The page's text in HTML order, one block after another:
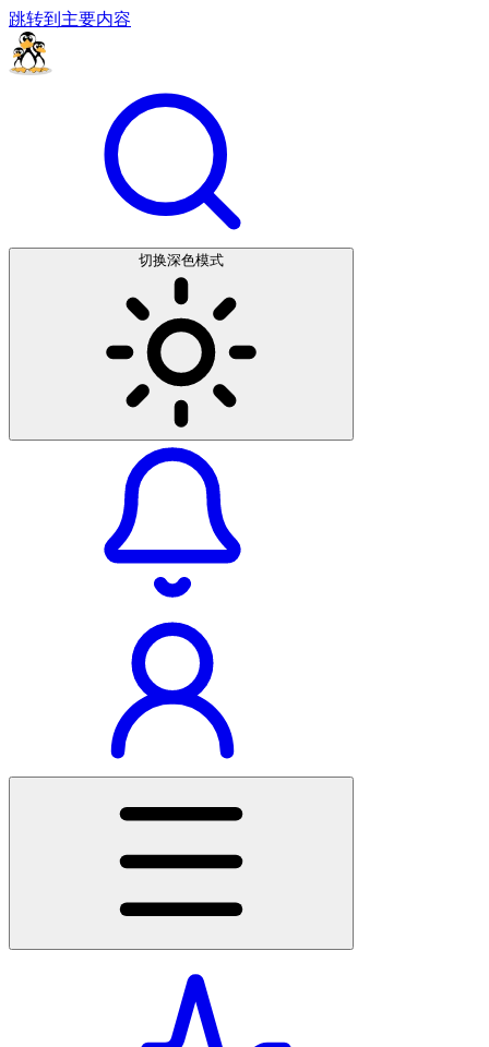
跳转到主要内容
切换深色模式